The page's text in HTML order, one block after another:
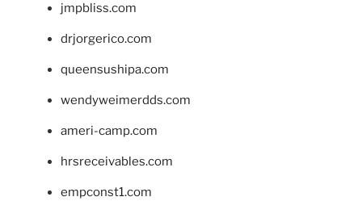
jmpbliss.com
drjorgerico.com
queensushipa.com
wendyweimerdds.com
ameri-camp.com
hrsreceivables.com
empconst1.com